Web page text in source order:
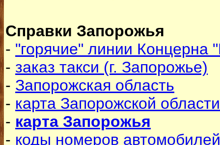
Справки Запорожья
- "горячие" линии Концерна
- заказ такси (г. Запорожье)
- Запорожская область
- карта Запорожской области
- карта Запорожья
- коды номеров